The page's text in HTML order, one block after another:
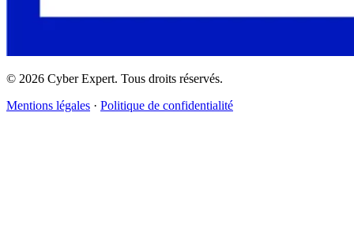
© 2026 Cyber Expert. Tous droits réservés.
Mentions légales · Politique de confidentialité